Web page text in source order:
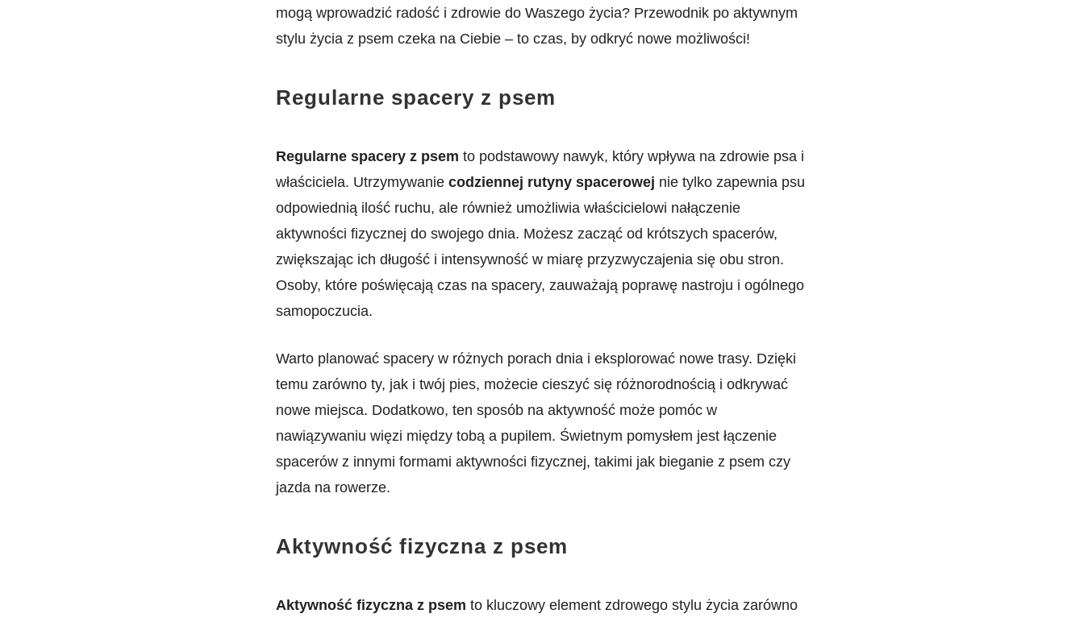
mogą wprowadzić radość i⁣ zdrowie do Waszego życia? Przewodnik ‍po aktywnym⁢
stylu życia z psem czeka na ‌Ciebie ​– to czas, by odkryć nowe możliwości!
Regularne spacery z‌ psem
Regularne spacery z psem to podstawowy nawyk, ⁣który wpływa ⁣na zdrowie psa i
właściciela. Utrzymywanie codziennej rutyny spacerowej nie tylko zapewnia psu⁣
odpowiednią ilość ruchu, ale również umożliwia właścicielowi ‌nałączenie
aktywności fizycznej do ‍swojego dnia. Możesz zacząć od krótszych spacerów,
zwiększając ich długość i intensywność ‍w miarę ​przyzwyczajenia się obu ‍stron.‍
Osoby, które poświęcają czas na ‌spacery, zauważają poprawę ⁣nastroju i ⁢ogólnego
samopoczucia.
Warto⁣ planować⁢ spacery w różnych porach dnia i⁢ eksplorować nowe trasy.⁣ Dzięki
temu zarówno ty, jak i ​twój pies, ⁤możecie cieszyć się ‌różnorodnością i odkrywać
nowe miejsca. Dodatkowo, ten sposób na aktywność​ może‌ pomóc w
nawiązywaniu więzi między ​tobą a⁤ pupilem. Świetnym pomysłem jest łączenie
spacerów ⁣z innymi formami aktywności‌ fizycznej, takimi‌ jak ⁣bieganie z⁣ psem ⁣czy
jazda na ‌rowerze.
Aktywność fizyczna z psem
Aktywność‍ fizyczna z psem to kluczowy element ⁣zdrowego stylu​ życia zarówno